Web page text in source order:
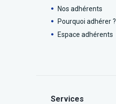
Nos adhérents
Pourquoi adhérer ?
Espace adhérents
Services